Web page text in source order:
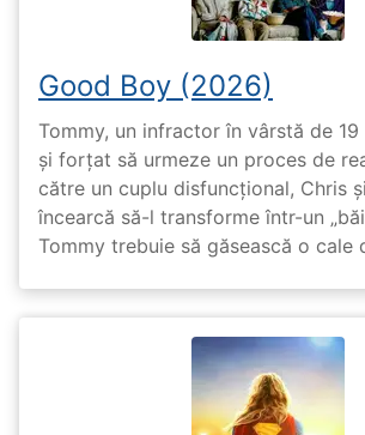
Good Boy (2026)
Tommy, un infractor în vârstă de
și forțat să urmeze un proces de
către un cuplu disfuncțional, Chris
încearcă să-l transforme într-un
Tommy trebuie să găsească o cale